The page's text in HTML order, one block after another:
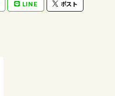
LINE ポスト